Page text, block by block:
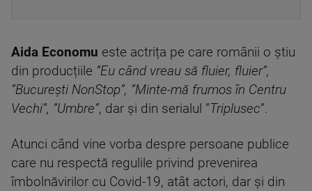
Aida Economu este actrița pe care românii o știu
din producțiile ”Eu când vreau să fluier, fluier”,
”București NonStop”, ”Minte-mă frumos în Centru
Vechi”, ”Umbre”, dar și din serialul ”Triplusec”.
Atunci când vine vorba despre persoane publice
care nu respectă regulile privind prevenirea
îmbolnăvirilor cu Covid-19, atât actori, dar și din